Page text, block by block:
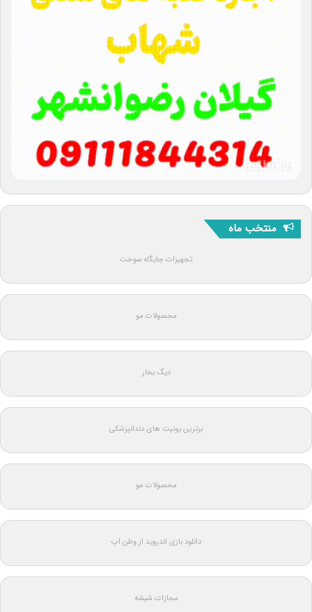
منتخب ماه
تجهیزات جایگاه سوخت
محصولات مو
دیگ بخار
برترین یونیت های دندانپزشکی
محصولات مو
دانلود بازی اندروید از وطن اپ
مجازات شیشه